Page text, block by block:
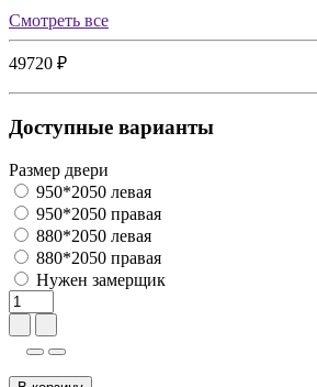
Cмотреть все
49720 ₽
Доступные варианты
Размер двери
950*2050 левая
950*2050 правая
880*2050 левая
880*2050 правая
Нужен замерщик